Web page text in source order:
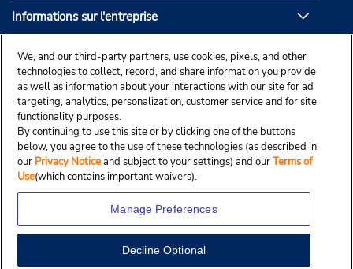
Informations sur l'entreprise
Partenaires de Budget
We, and our third-party partners, use cookies, pixels, and other
technologies to collect, record, and share information you provide
as well as information about your interactions with our site for ad
targeting, analytics, personalization, customer service and for site
functionality purposes.
By continuing to use this site or by clicking one of the buttons
below, you agree to the use of these technologies (as described in
our Privacy Noticeand subject to your settings) and ourTerms of
Use(which contains important waivers).
Manage Preferences
Decline Optional